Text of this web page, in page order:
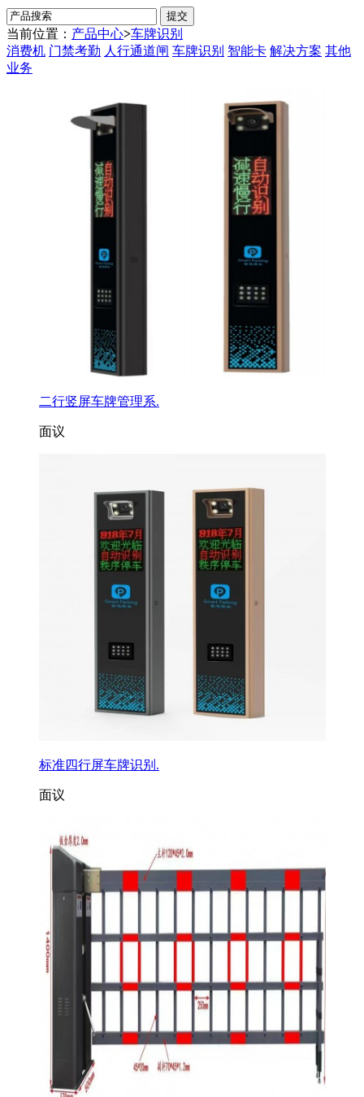
当前位置： 产品中心>车牌识别
消费机 门禁考勤 人行通道闸 车牌识别 智能卡 解决方案 其他
业务
二行竖屏车牌管理系.
面议
标准四行屏车牌识别.
面议